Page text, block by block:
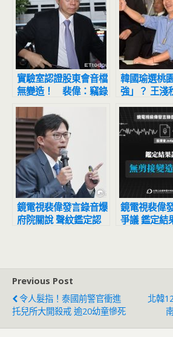
實驗室認證股東會音檔
無變造！ 裴偉：竊錄
者違法竊錄
韓國瑜選桃
強」？ 王淺
人操作放話
鏡電視裴偉發言錄音爆
府院關說 聲紋鑑定認
鏡電視裴偉
爭議 鑑定結
Previous Post
令人髮指！泰國前警官衝進
托兒所大開殺戒 逾20幼童慘死
北韓